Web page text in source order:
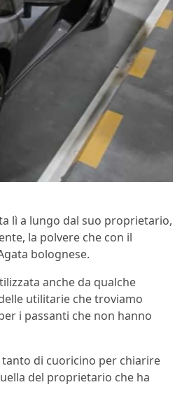
lì a lungo dal suo proprietario,
la polvere che con il
bolognese.
anche da qualche
utilitarie che troviamo
i passanti che non hanno
tanto di cuoricino per chiarire
del proprietario che ha